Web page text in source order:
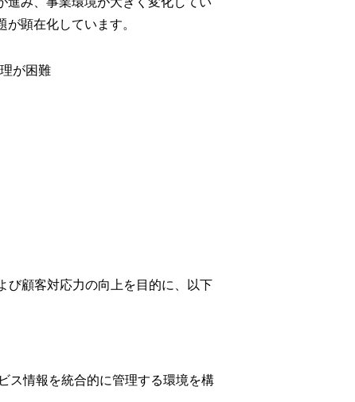
顕在化しています。
が困難
び顧客対応力の向上を目的に、以下
ス情報を統合的に管理する環境を構